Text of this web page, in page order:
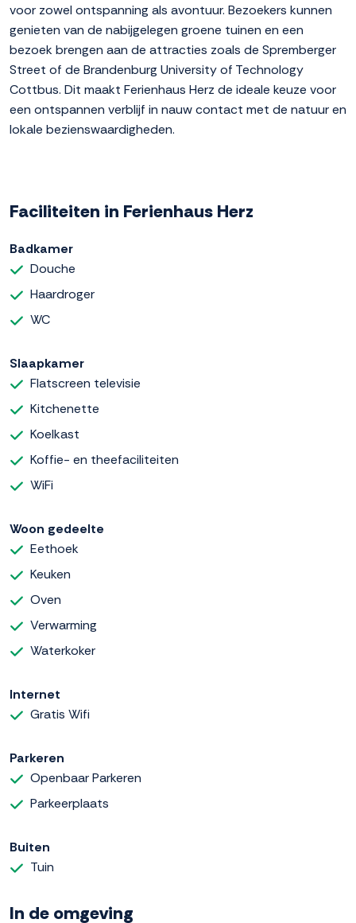
voor zowel ontspanning als avontuur. Bezoekers kunnen
genieten van de nabijgelegen groene tuinen en een
bezoek brengen aan de attracties zoals de Spremberger
Street of de Brandenburg University of Technology
Cottbus. Dit maakt Ferienhaus Herz de ideale keuze voor
een ontspannen verblijf in nauw contact met de natuur en
lokale bezienswaardigheden.
Faciliteiten in Ferienhaus Herz
Badkamer
Douche
Haardroger
WC
Slaapkamer
Flatscreen televisie
Kitchenette
Koelkast
Koffie- en theefaciliteiten
WiFi
Woon gedeelte
Eethoek
Keuken
Oven
Verwarming
Waterkoker
Internet
Gratis Wifi
Parkeren
Openbaar Parkeren
Parkeerplaats
Buiten
Tuin
In de omgeving